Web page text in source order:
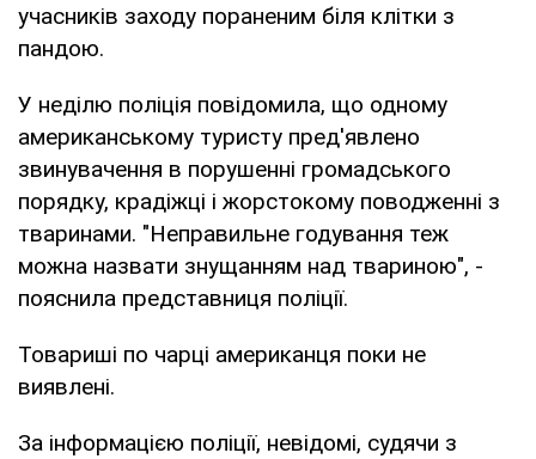
учасників заходу пораненим біля клітки з
пандою.
У неділю поліція повідомила, що одному
американському туристу пред'явлено
звинувачення в порушенні громадського
порядку, крадіжці і жорстокому поводженні з
тваринами. "Неправильне годування теж
можна назвати знущанням над твариною", -
пояснила представниця поліції.
Товариші по чарці американця поки не
виявлені.
За інформацією поліції, невідомі, судячи з